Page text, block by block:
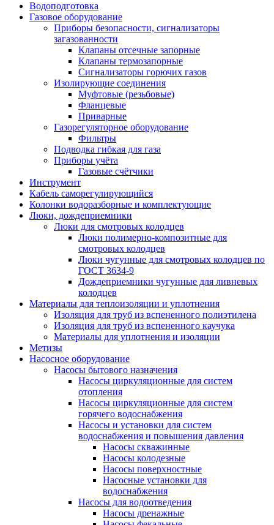
Водоподготовка
Газовое оборудование
Приборы безопасности, сигнализаторы
загазованности
Клапаны отсечные запорные
Клапаны термозапорные
Сигнализаторы горючих газов
Изолирующие соединения
Муфтовые (резьбовые)
Фланцевые
Приварные
Газорегуляторное оборудование
Фильтры
Подводка гибкая для газа
Приборы учёта
Газовые счётчики
Инструмент
Кабель саморегулирующийся
Колонки водоразборные и комплектующие
Люки, дождеприемники
Люки для смотровых колодцев
Люки полимерно-композитные для
смотровых колодцев
Люки чугунные для смотровых колодцев по
ГОСТ 3634-9
Дождеприемники чугунные для ливневых
колодцев
Материалы для теплоизоляции и уплотнения
Изоляция для труб из вспененного полиэтилена
Изоляция для труб из вспененного каучука
Материалы для уплотнения и изоляции
Метизы
Насосное оборудование
Насосы бытового назначения
Насосы циркуляционные для систем
отопления
Насосы циркуляционные для систем
горячего водоснабжения
Насосы и установки для систем
водоснабжения и повышения давления
Насосы скважинные
Насосы колодезные
Насосы поверхностные
Насосные установки для
водоснабжения
Насосы для водоотведения
Насосы дренажные